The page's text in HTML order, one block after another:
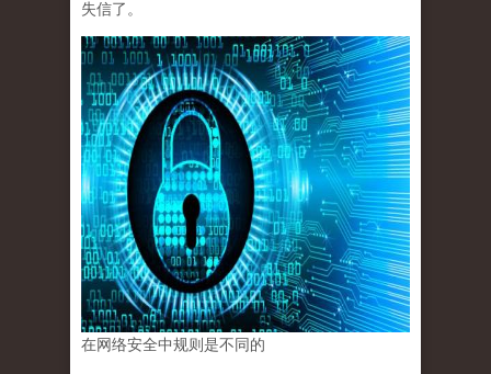
失信了。
在网络安全中规则是不同的